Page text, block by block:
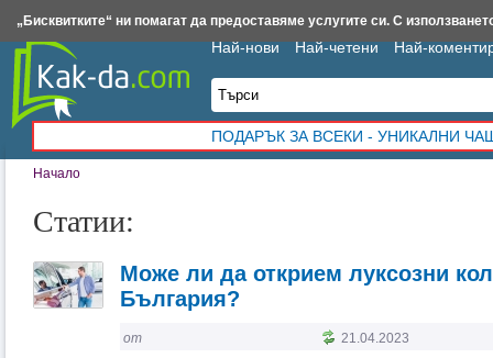
Начало
Статии:
Може ли да открием луксозни
България?
от 21.04.2023
Най-нови Най-четени Най-
ПОДАРЪК ЗА ВСЕКИ - УНИКАЛНИ
Insert.bg Framar.bg Kak-da.com Iztochnik.com BauBau.bg NewAge.bg
„Бисквитките“ ни помагат да предоставяме услугите си. С